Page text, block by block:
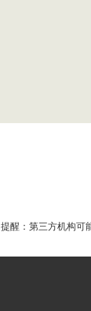
提醒：第三方机构可